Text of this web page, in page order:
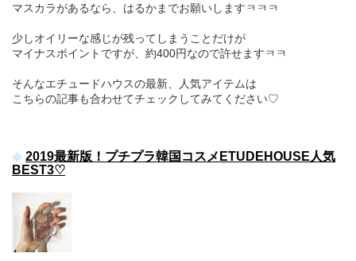
マスカラがあるなら、はるかまでお願いしますㅋㅋㅋ
少しオイリーな感じが残ってしまうことだけが
マイナスポイントですが、約400円なので許せますㅋㅋ
そんなエチュードハウスの最新、人気アイテムは
こちらの記事も合わせてチェックしてみてください♡
2019最新版！プチプラ韓国コスメETUDEHOUSE人気
BEST3♡